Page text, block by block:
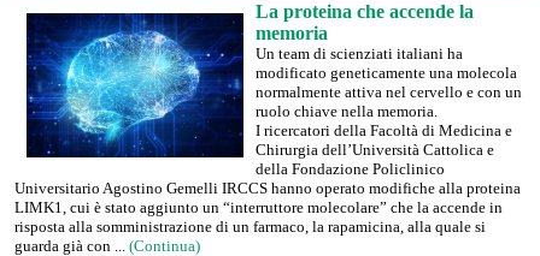
La proteina che accende la
memoria
Un team di scienziati italiani ha
modificato geneticamente una molecola
normalmente attiva nel cervello e con un
ruolo chiave nella memoria.
I ricercatori della Facoltà di Medicina e
Chirurgia dell’Università Cattolica e
della Fondazione Policlinico
Universitario Agostino Gemelli IRCCS hanno operato modifiche alla proteina
LIMK1, cui è stato aggiunto un “interruttore molecolare” che la accende in
risposta alla somministrazione di un farmaco, la rapamicina, alla quale si
guarda già con ... (Continua)